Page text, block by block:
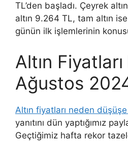
TL’den başladı. Çeyrek
altın 9.264 TL, tam altın
günün ilk işlemlerinin
Altın
Ağustos
Altın fiyatları neden
yanıtını dün yaptığımız
Geçtiğimiz hafta rekor